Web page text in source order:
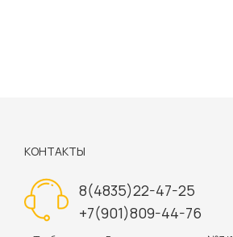
КОНТАКТЫ
8(4835)22-47-25
+7(901)809-44-76